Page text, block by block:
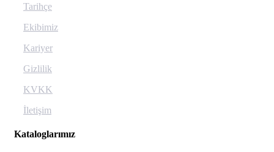
Tarihçe
Ekibimiz
Kariyer
Gizlilik
KVKK
İletişim
Kataloglarımız